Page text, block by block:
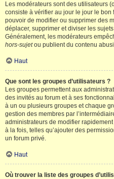
Les modérateurs sont des utilisateurs
consiste à vérifier au jour le jour le bon
pouvoir de modifier ou supprimer des
déplacer, supprimer et diviser les
Généralement, les modérateurs
hors-sujetou publient du contenu
Haut
Que sont les groupes d’utilisateurs ?
Les groupes permettent aux
des invités au forum et à ses
à un ou plusieurs groupes et chaque
gestion des membres par
administrateurs de modifier
à la fois, telles qu’ajouter des
un forum privé.
Haut
Où trouver la liste des groupes